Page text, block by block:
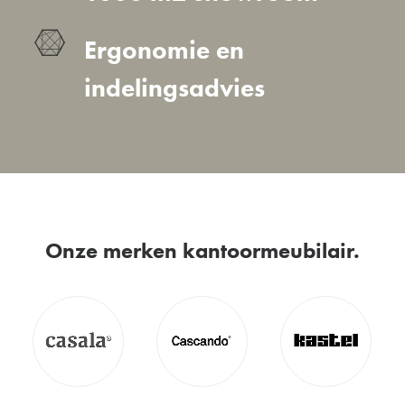
Ergonomie en
indelingsadvies
Onze merken kantoormeubilair.